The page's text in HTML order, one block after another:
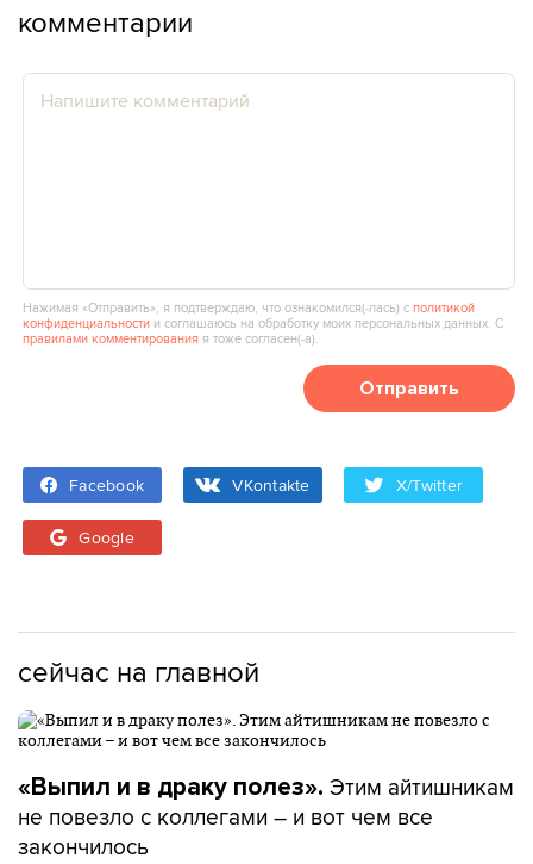
комментарии
Нажимая «Отправить», я подтверждаю, что ознакомился(‑лась) сполитикой
конфиденциальности и соглашаюсь на обработку моих персональных данных. С
правилами комментирования я тоже согласен(‑а).
Отправить
Facebook VKontakte X/Twitter
Google
сейчас на главной
«Выпил и в драку полез». Этим айтишникам
не повезло с коллегами – и вот чем все
закончилось